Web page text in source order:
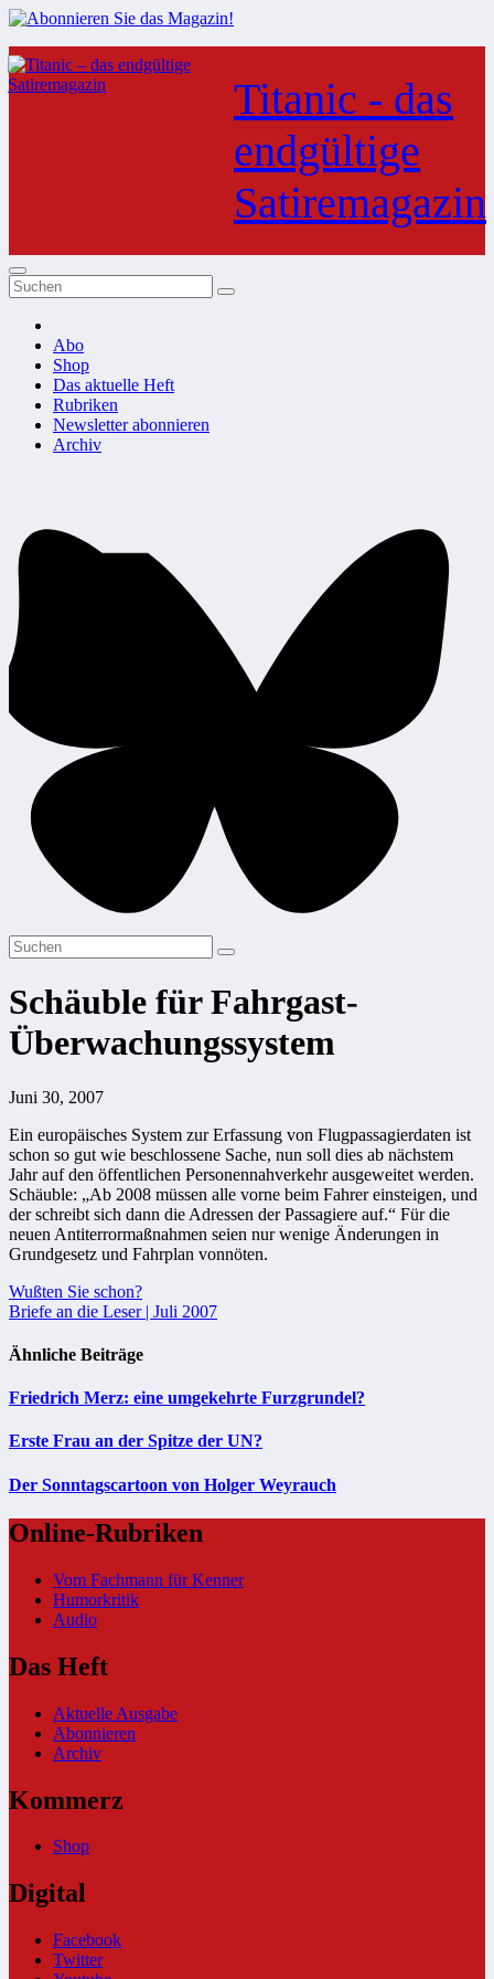
Zum
Inhalt
springen
Titanic - das
endgültige
Satiremagazin
Abo
Shop
Das aktuelle Heft
Rubriken
Newsletter abonnieren
Archiv
Schäuble für Fahrgast-
Überwachungssystem
Juni 30, 2007
Ein europäisches System zur Erfassung von Flugpassagierdaten ist
schon so gut wie beschlossene Sache, nun soll dies ab nächstem
Jahr auf den öffentlichen Personennahverkehr ausgeweitet werden.
Schäuble: „Ab 2008 müssen alle vorne beim Fahrer einsteigen, und
der schreibt sich dann die Adressen der Passagiere auf.“ Für die
neuen Antiterrormaßnahmen seien nur wenige Änderungen in
Grundgesetz und Fahrplan vonnöten.
Beitragsnavigation
Wußten Sie schon?
Briefe an die Leser | Juli 2007
Ähnliche Beiträge
Friedrich Merz: eine umgekehrte Furzgrundel?
Erste Frau an der Spitze der UN?
Der Sonntagscartoon von Holger Weyrauch
Online-Rubriken
Vom Fachmann für Kenner
Humorkritik
Audio
Das Heft
Aktuelle Ausgabe
Abonnieren
Archiv
Kommerz
Shop
Digital
Facebook
Twitter